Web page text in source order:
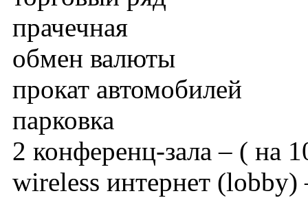
прачечная
обмен валюты
прокат автомобилей
парковка
2 конференц-зала – ( на
wireless интернет (lobby)